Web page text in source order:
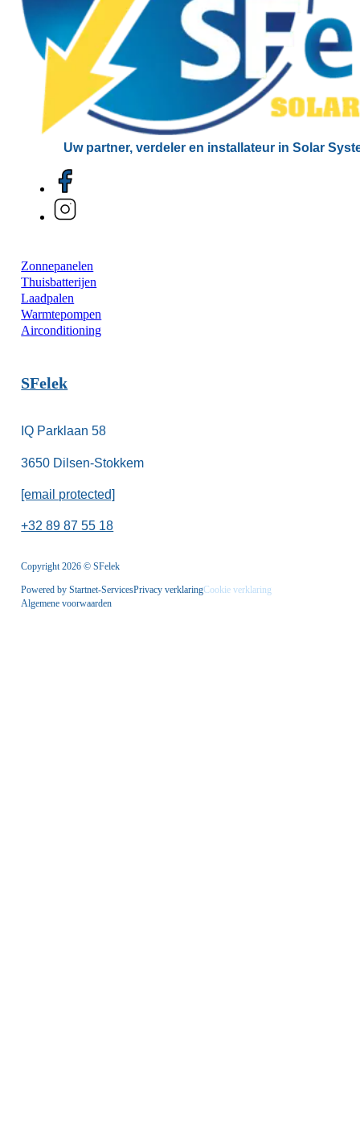
Uw partner, verdeler en installateur in Solar
Zonnepanelen
Thuisbatterijen
Laadpalen
Warmtepompen
Airconditioning
SFelek
IQ Parklaan 58
3650 Dilsen-Stokkem
[email protected]
+32 89 87 55 18
Copyright 2026 © SFelek
Powered by Startnet-ServicesPrivacy verklaringCookie verklaring
Algemene voorwaarden